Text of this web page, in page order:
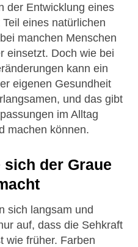
der Entwicklung eines
eines natürlichen
manchen Menschen
einsetzt. Doch wie bei
kann ein
eigenen Gesundheit
und das gibt
im Alltag
machen können.
sich der Graue
sich langsam und
auf, dass die Sehkraft
wie früher. Farben